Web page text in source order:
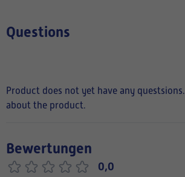
Questions
Product does not yet have any questsions.
about the product.
Bewertungen
0,0